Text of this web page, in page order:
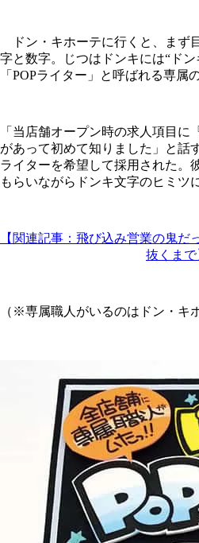
ドン・キホーテに行くと、まず
字と数字。じつはドンキには“ドン
「POPライター」と呼ばれる専属
「当店舗オープン時の求人項目に
があって初めて知りました」と話
ライターを希望して採用された。
もらいながらドンキ文字のヒミツ
【関連記事：飛び込み営業の鬼だ
抜くまで
（※専属職人がいるのはドン・キ